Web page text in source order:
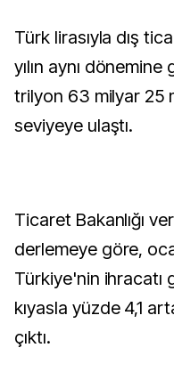
Türk lirasıyla dış
yılın aynı
trilyon 63 milyar 25
seviyeye ulaştı.
Ticaret Bakanlığı
derlemeye göre,
Türkiye'nin ihracatı
kıyasla yüzde 4,1
çıktı.